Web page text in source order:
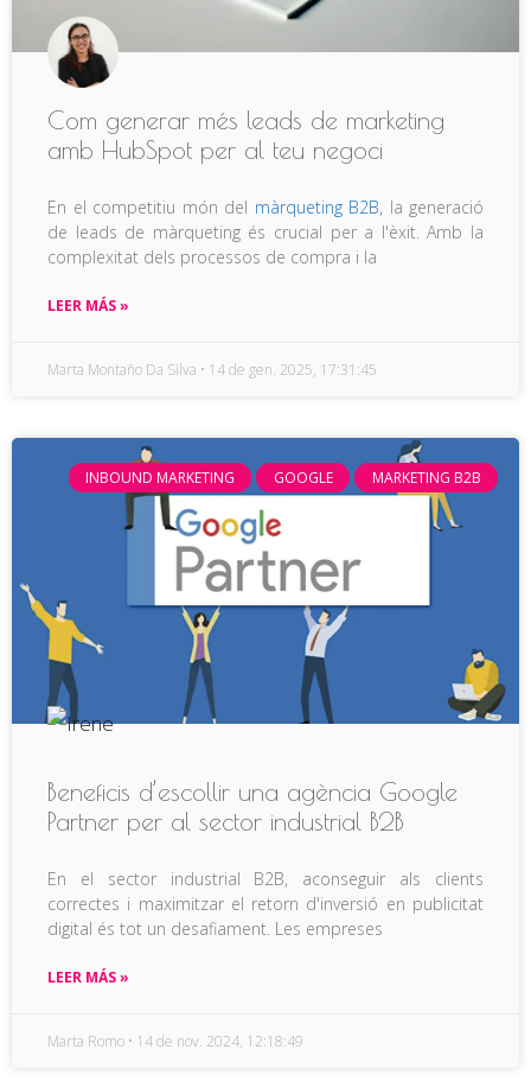
Com generar més leads de marketing
amb HubSpot per al teu negoci
En el competitiu món del màrqueting B2B, la generació
de leads de màrqueting és crucial per a l'èxit. Amb la
complexitat dels processos de compra i la
LEER MÁS »
Marta Montaño Da Silva 14 de gen. 2025, 17:31:45
INBOUND MARKETING GOOGLE MARKETING B2B
Beneficis d’escollir una agència Google
Partner per al sector industrial B2B
En el sector industrial B2B, aconseguir als clients
correctes i maximitzar el retorn d'inversió en publicitat
digital és tot un desafiament. Les empreses
LEER MÁS »
Marta Romo 14 de nov. 2024, 12:18:49